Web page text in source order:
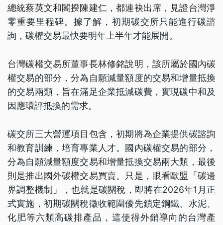
總統蔡英文和閣揆陳建仁，都連袂出席，見證台灣淨
零重要里程碑。據了解，初期碳交所只能進行碳諮
詢，碳權交易最快要明年上半年才能展開。
台灣碳權交易所董事長林修銘說明，該所屬於國內碳
權交易的部分，分為自願減量額度的交易和增量抵換
的交易兩類，旨在滿足企業抵減碳費，實現碳中和及
因應環評抵換的需求。
碳交所三大營運項目包含，初期將為企業提供碳諮詢
和教育訓練，培育專業人才。國內碳權交易的部分，
分為自願減量額度交易和增量抵換交易兩大類，最後
則是推出國外碳權交易買賣。只是，眼看歐盟「碳邊
界調整機制」，也就是碳關稅，即將在2026年1月正
式實施，初期碳關稅徵收範圍優先鎖定鋼鐵、水泥、
化肥等六類高碳排產品，這使得外銷導向的台灣產